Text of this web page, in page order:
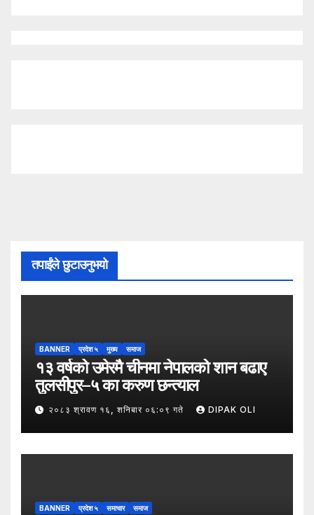
तपाईंले छुटाउनुभयो
BANNER प्रदेश ५ मुख्य समाज
१३ वर्षको उमेरमै चीनमा नेपालको शान बढाए
तुलसीपुर–५ का करुण छन्त्याल
२०८३ श्रावण १६, शनिबार ०६:०९ गते DIPAK OLI
BANNER प्रदेश ५ समाचार समाज